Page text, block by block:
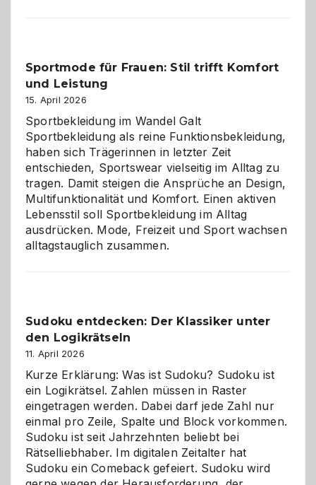
gegen
Chaos
Sportmode für Frauen: Stil trifft Komfort
und Leistung
15. April 2026
Sportbekleidung im Wandel Galt
Sportbekleidung als reine Funktionsbekleidung,
haben sich Trägerinnen in letzter Zeit
entschieden, Sportswear vielseitig im Alltag zu
tragen. Damit steigen die Ansprüche an Design,
Multifunktionalität und Komfort. Einen aktiven
Lebensstil soll Sportbekleidung im Alltag
ausdrücken. Mode, Freizeit und Sport wachsen
alltagstauglich zusammen.
Sudoku entdecken: Der Klassiker unter
den Logikrätseln
11. April 2026
Kurze Erklärung: Was ist Sudoku? Sudoku ist
ein Logikrätsel. Zahlen müssen in Raster
eingetragen werden. Dabei darf jede Zahl nur
einmal pro Zeile, Spalte und Block vorkommen.
Sudoku ist seit Jahrzehnten beliebt bei
Rätselliebhaber. Im digitalen Zeitalter hat
Sudoku ein Comeback gefeiert. Sudoku wird